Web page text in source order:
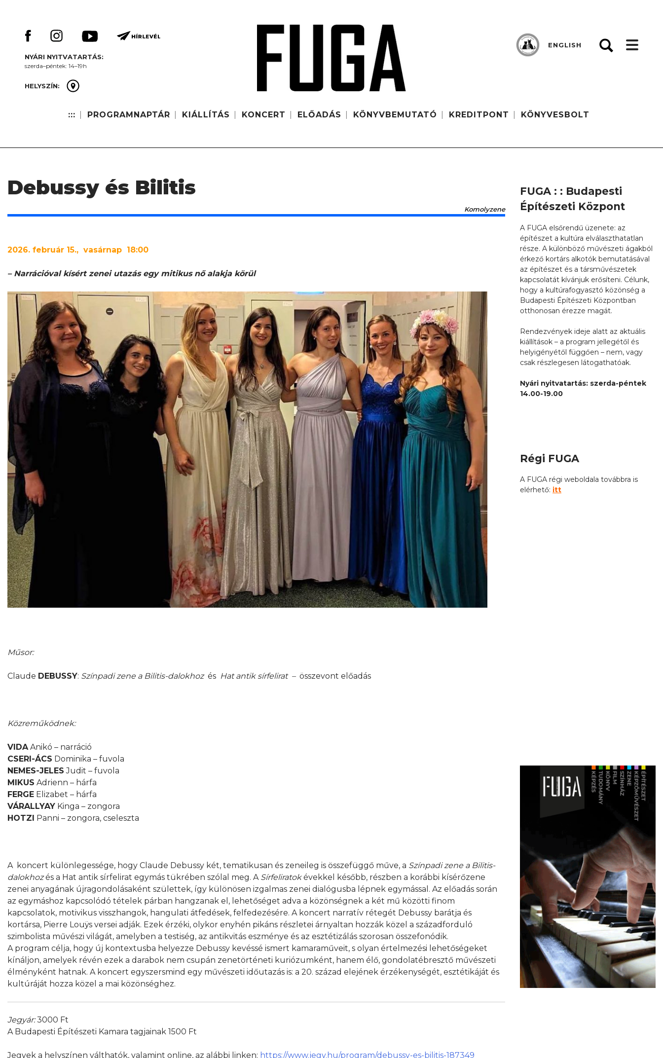
NYÁRI NYITVATARTÁS:
szerda–péntek: 14–19h
HELYSZÍN:
::: PROGRAMNAPTÁR KIÁLLÍTÁS KONCERT ELŐADÁS KÖNYVBEMUTATÓ KREDITPONT KÖNYVESBOLT
ENGLISH
Debussy és Bilitis
Komolyzene
2026. február 15., vasárnap 18:00
– Narrációval kísért zenei utazás egy mitikus nő alakja körül
Műsor:
Claude DEBUSSY: Színpadi zene a Bilitis-dalokhoz és Hat antik sírfelirat – összevont előadás
Közreműködnek:
VIDAAnikó – narráció
CSERI-ÁCS Dominika – fuvola
NEMES-JELES Judit – fuvola
MIKUS Adrienn – hárfa
FERGE Elizabet – hárfa
VÁRALLYAY Kinga – zongora
HOTZI
Panni – zongora, cseleszta
A koncert különlegessége, hogy Claude Debussy két, tematikusan és zeneileg is összefüggő műve, a Színpadi zene a Bilitis-
dalokhozés a Hat antik sírfelirat egymás tükrében szólal meg. A Sírfeliratokévekkel később, részben a korábbi kísérőzene
zenei anyagának újragondolásaként születtek, így különösen izgalmas zenei dialógusba lépnek egymással. Az előadás során
az egymáshoz kapcsolódó tételek párban hangzanak el, lehetőséget adva a közönségnek a két mű közötti finom
kapcsolatok, motivikus visszhangok, hangulati átfedések, felfedezésére. A koncert narratív rétegét Debussy barátja és
kortársa, Pierre Louÿs versei adják. Ezek érzéki, olykor enyhén pikáns részletei árnyaltan hozzák közel a századforduló
szimbolista művészi világát, amelyben a testiség, az antikvitás eszménye és az esztétizálás szorosan összefonódik.
A program célja, hogy új kontextusba helyezze Debussy kevéssé ismert kamaraműveit, s olyan értelmezési lehetőségeket
kínáljon, amelyek révén ezek a darabok nem csupán zenetörténeti kuriózumként, hanem élő, gondolatébresztő művészeti
élményként hatnak. A koncert egyszersmind egy művészeti időutazás is: a 20. század elejének érzékenységét, esztétikáját és
kultúráját hozza közel a mai közönséghez.
Jegyár:3000 Ft
A Budapesti Építészeti Kamara tagjainak 1500 Ft
Jegyek a helyszínen válthatók, valamint online, az alábbi linken: https://www.jegy.hu/program/debussy-es-bilitis-187349
FUGA : : Budapesti
Építészeti Központ
A FUGA elsőrendű üzenete: az
építészet a kultúra elválaszthatatlan
része. A különböző művészeti ágakból
érkező kortárs alkotók bemutatásával
az építészet és a társművészetek
kapcsolatát kívánjuk erősíteni. Célunk,
hogy a kultúrafogyasztó közönség a
Budapesti Építészeti Központban
otthonosan érezze magát.
Rendezvények ideje alatt az aktuális
kiállítások – a program jellegétől és
helyigényétől függően – nem, vagy
csak részlegesen látogathatóak.
Nyári nyitvatartás: szerda-péntek
14.00-19.00
Régi FUGA
A FUGA régi weboldala továbbra is
elérhető: itt